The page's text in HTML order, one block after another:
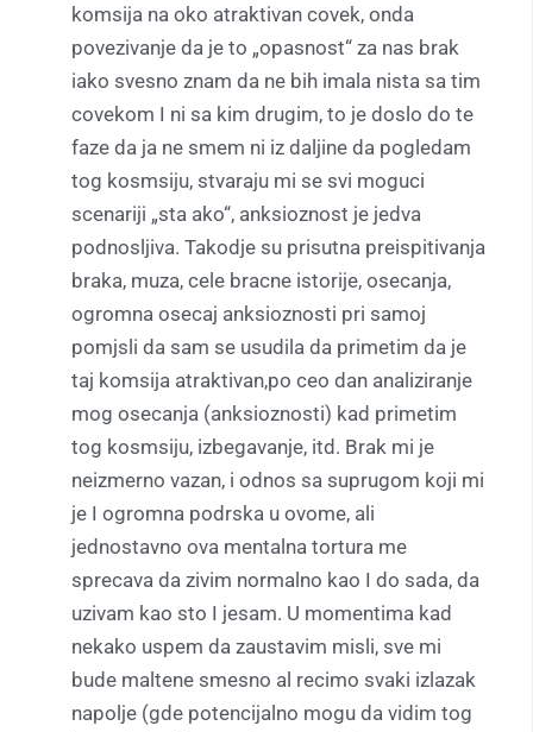
komsija na oko atraktivan covek, onda
povezivanje da je to „opasnost“ za nas brak
iako svesno znam da ne bih imala nista sa tim
covekom I ni sa kim drugim, to je doslo do te
faze da ja ne smem ni iz daljine da pogledam
tog kosmsiju, stvaraju mi se svi moguci
scenariji „sta ako“, anksioznost je jedva
podnosljiva. Takodje su prisutna preispitivanja
braka, muza, cele bracne istorije, osecanja,
ogromna osecaj anksioznosti pri samoj
pomjsli da sam se usudila da primetim da je
taj komsija atraktivan,po ceo dan analiziranje
mog osecanja (anksioznosti) kad primetim
tog kosmsiju, izbegavanje, itd. Brak mi je
neizmerno vazan, i odnos sa suprugom koji mi
je I ogromna podrska u ovome, ali
jednostavno ova mentalna tortura me
sprecava da zivim normalno kao I do sada, da
uzivam kao sto I jesam. U momentima kad
nekako uspem da zaustavim misli, sve mi
bude maltene smesno al recimo svaki izlazak
napolje (gde potencijalno mogu da vidim tog